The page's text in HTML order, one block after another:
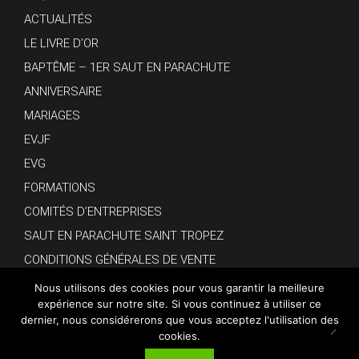
ACTUALITÉS
LE LIVRE D’OR
BAPTÊME – 1ER SAUT EN PARACHUTE
ANNIVERSAIRE
MARIAGES
EVJF
EVG
FORMATIONS
COMITÉS D’ENTREPRISES
SAUT EN PARACHUTE SAINT TROPEZ
CONDITIONS GÉNÉRALES DE VENTE
Nous utilisons des cookies pour vous garantir la meilleure
expérience sur notre site. Si vous continuez à utiliser ce
dernier, nous considérerons que vous acceptez l'utilisation des
cookies.